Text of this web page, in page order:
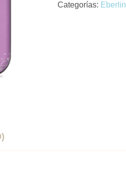
Categorías: Eberlin